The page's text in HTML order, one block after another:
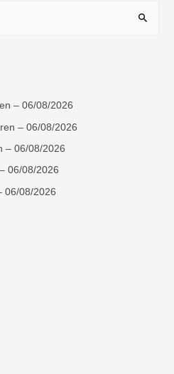
– 06/08/2026
– 06/08/2026
– 06/08/2026
06/08/2026
06/08/2026